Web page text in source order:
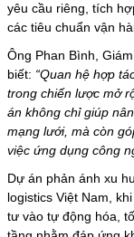
yêu cầu riêng, tích
các tiêu chuẩn vận
Ông Phan Bình,
biết: “Quan hệ hợp
trong chiến lược mở
án không chỉ giúp
mạng lưới, mà còn
việc ứng dụng công
Dự án phản ánh xu
logistics Việt Nam,
tư vào tự động hóa,